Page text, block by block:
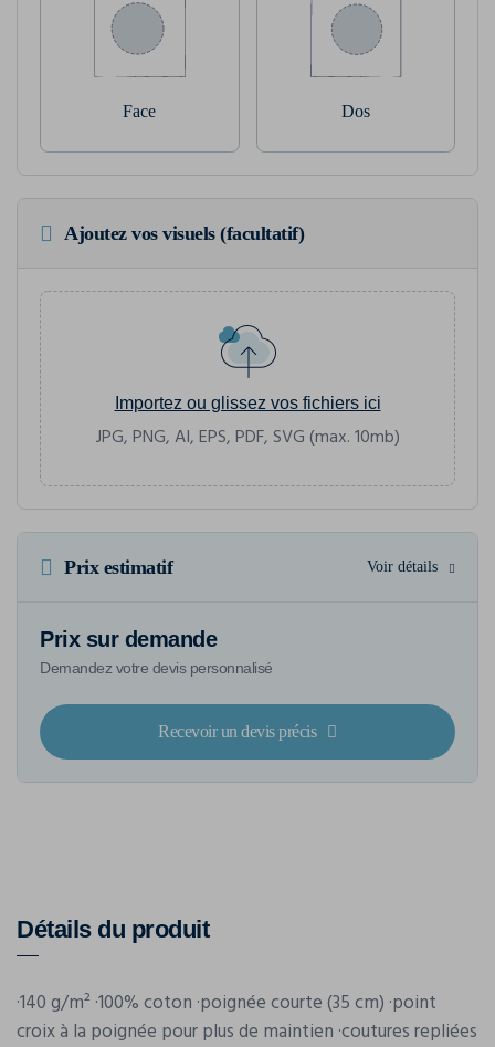
Face Dos
Ajoutez vos visuels (facultatif)
Importez ou glissez vos fichiers ici
JPG, PNG, AI, EPS, PDF, SVG (max. 10mb)
Prix estimatif Voir détails
Prix sur demande
Demandez votre devis personnalisé
Recevoir un devis précis
Détails du produit
·140 g/m² ·100% coton ·poignée courte (35 cm) ·point
croix à la poignée pour plus de maintien ·coutures repliées